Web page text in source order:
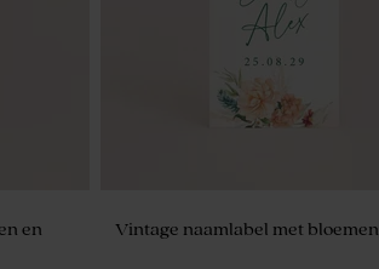
en
Vintage naamlabel met bloemen